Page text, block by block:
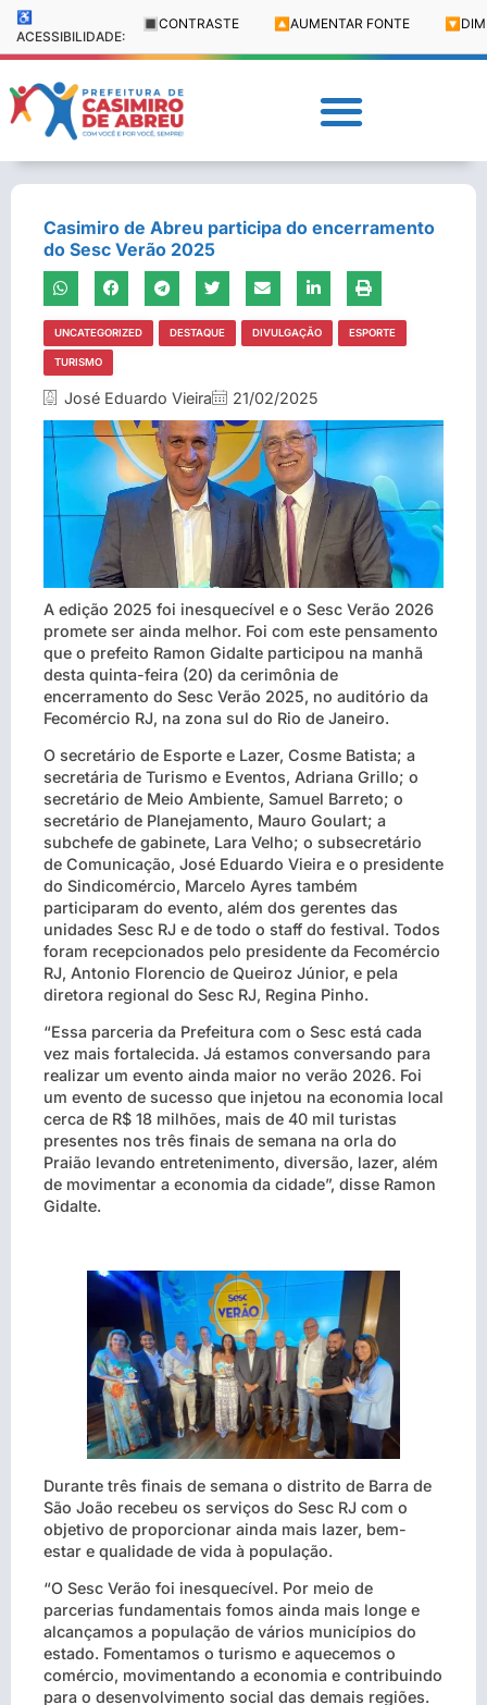
♿
ACESSIBILIDADE:
🔳 CONTRASTE 🔼 AUMENTAR FONTE 🔽
Casimiro de Abreu participa do encerramento
do Sesc Verão 2025
UNCATEGORIZED DESTAQUE DIVULGAÇÃO ESPORTE
TURISMO
José Eduardo Vieira 21/02/2025
A edição 2025 foi inesquecível e o Sesc Verão 2026
promete ser ainda melhor. Foi com este pensamento
que o prefeito Ramon Gidalte participou na manhã
desta quinta-feira (20) da cerimônia de
encerramento do Sesc Verão 2025, no auditório da
Fecomércio RJ, na zona sul do Rio de Janeiro.
O secretário de Esporte e Lazer, Cosme Batista; a
secretária de Turismo e Eventos, Adriana Grillo; o
secretário de Meio Ambiente, Samuel Barreto; o
secretário de Planejamento, Mauro Goulart; a
subchefe de gabinete, Lara Velho; o subsecretário
de Comunicação, José Eduardo Vieira e o presidente
do Sindicomércio, Marcelo Ayres também
participaram do evento, além dos gerentes das
unidades Sesc RJ e de todo o staff do festival. Todos
foram recepcionados pelo presidente da Fecomércio
RJ, Antonio Florencio de Queiroz Júnior, e pela
diretora regional do Sesc RJ, Regina Pinho.
“Essa parceria da Prefeitura com o Sesc está cada
vez mais fortalecida. Já estamos conversando para
realizar um evento ainda maior no verão 2026. Foi
um evento de sucesso que injetou na economia local
cerca de R$ 18 milhões, mais de 40 mil turistas
presentes nos três finais de semana na orla do
Praião levando entretenimento, diversão, lazer, além
de movimentar a economia da cidade”, disse Ramon
Gidalte.
Durante três finais de semana o distrito de Barra de
São João recebeu os serviços do Sesc RJ com o
objetivo de proporcionar ainda mais lazer, bem-
estar e qualidade de vida à população.
“O Sesc Verão foi inesquecível. Por meio de
parcerias fundamentais fomos ainda mais longe e
alcançamos a população de vários municípios do
estado. Fomentamos o turismo e aquecemos o
comércio, movimentando a economia e contribuindo
para o desenvolvimento social das demais regiões.